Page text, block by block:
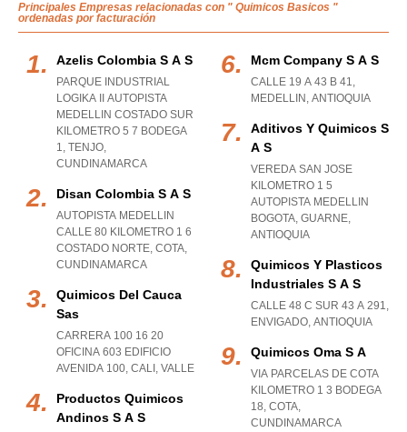
Principales Empresas relacionadas con " Quimicos Basicos "
ordenadas por facturación
Azelis Colombia S A S
PARQUE INDUSTRIAL
LOGIKA II AUTOPISTA
MEDELLIN COSTADO SUR
KILOMETRO 5 7 BODEGA
1, TENJO,
CUNDINAMARCA
Disan Colombia S A S
AUTOPISTA MEDELLIN
CALLE 80 KILOMETRO 1 6
COSTADO NORTE, COTA,
CUNDINAMARCA
Quimicos Del Cauca
Sas
CARRERA 100 16 20
OFICINA 603 EDIFICIO
AVENIDA 100, CALI , VALLE
Productos Quimicos
Andinos S A S
Mcm Company S A S
CALLE 19 A 43 B 41,
MEDELLIN , ANTIOQUIA
Aditivos Y Quimicos S
A S
VEREDA SAN JOSE
KILOMETRO 1 5
AUTOPISTA MEDELLIN
BOGOTA, GUARNE,
ANTIOQUIA
Quimicos Y Plasticos
Industriales S A S
CALLE 48 C SUR 43 A 291,
ENVIGADO, ANTIOQUIA
Quimicos Oma S A
VIA PARCELAS DE COTA
KILOMETRO 1 3 BODEGA
18, COTA,
CUNDINAMARCA